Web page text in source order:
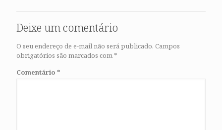
Deixe um comentário
O seu endereço de e-mail não será publicado. Campos
obrigatórios são marcados com*
Comentário *